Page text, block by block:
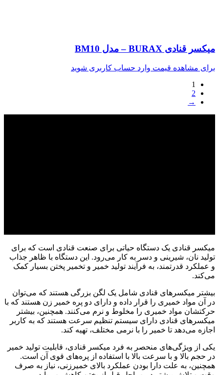
میکسر قنادی BURAX – مدل BM10
برای مشاهده قیمت وارد حساب کاربری شوید
1
2
→
میکسر قنادی یک دستگاه حیاتی برای صنعت قنادی است که برای
تولید نان، شیرینی و دسر به کار می‌رود. این دستگاه با ظاهر جذاب
و عملکرد قدرتمند، به فرآیند تولید خمیر و تخمیر پختن بسیار کمک
می‌کند.
بیشتر میکسرهای قنادی شامل یک لگن بزرگی هستند که می‌توان
در آن مواد خمیری را قرار داده و دارای دو پره خمیر زن هستند که با
حرکتشان مواد خمیری را مخلوط و نرم می‌کنند. همچنین، بیشتر
میکسرهای قنادی دارای سیستم تنظیم سرعت هستند که به کاربر
اجازه می‌دهد تا خمیر را با نرمی مختلف، تهیه کند.
یکی از ویژگی‌های منحصر به فرد میکسر قنادی، قابلیت تولید خمیر
در حجم بالا و با سرعت بالا با استفاده از پره‌های قوی آن است.
همچنین، به علت دارا بودن عملکرد بالای خمیرزنی، نیاز به صرف